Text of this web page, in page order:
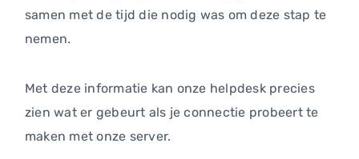
samen met de tijd die nodig was om deze stap te
nemen.
Met deze informatie kan onze helpdesk precies
zien wat er gebeurt als je connectie probeert te
maken met onze server.